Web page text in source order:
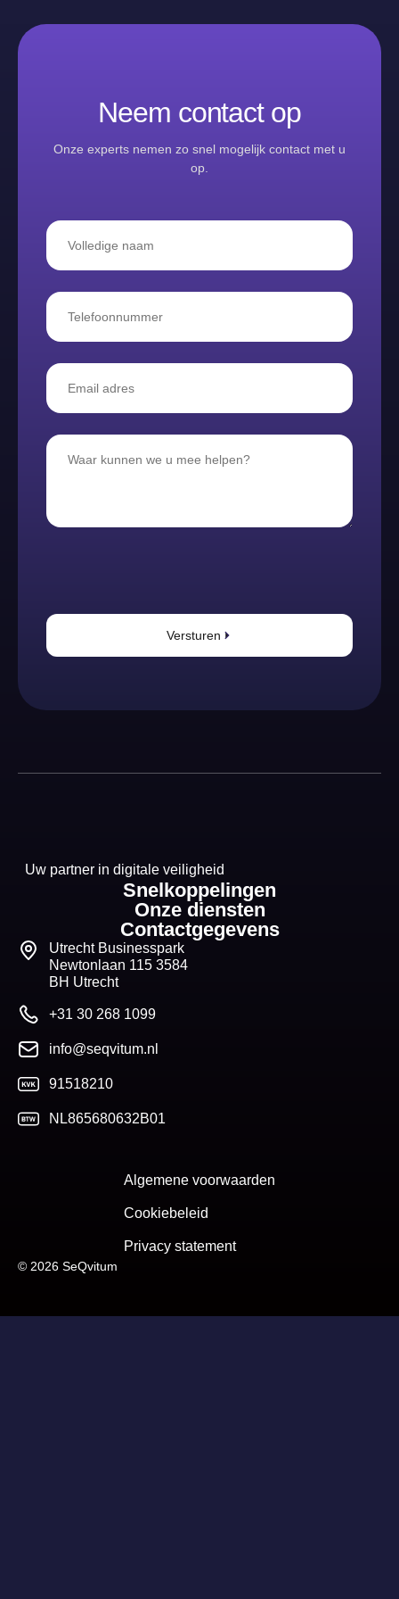
Neem contact op
Onze experts nemen zo snel mogelijk contact met u
op.
Versturen
Uw partner in digitale veiligheid
Snelkoppelingen
Onze diensten
Contactgegevens
Utrecht Businesspark
Newtonlaan 115 3584
BH Utrecht
+31 30 268 1099
info@seqvitum.nl
91518210
NL865680632B01
© 2026 SeQvitum
Algemene voorwaarden
Cookiebeleid
Privacy statement